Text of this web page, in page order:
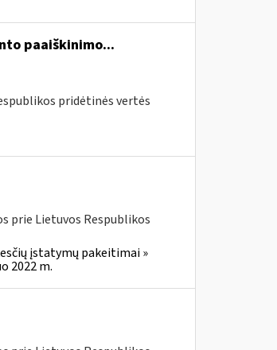
paaiškinimo...
pridėtinės vertės
prie Lietuvos Respublikos
įstatymų pakeitimai »
2022 m.